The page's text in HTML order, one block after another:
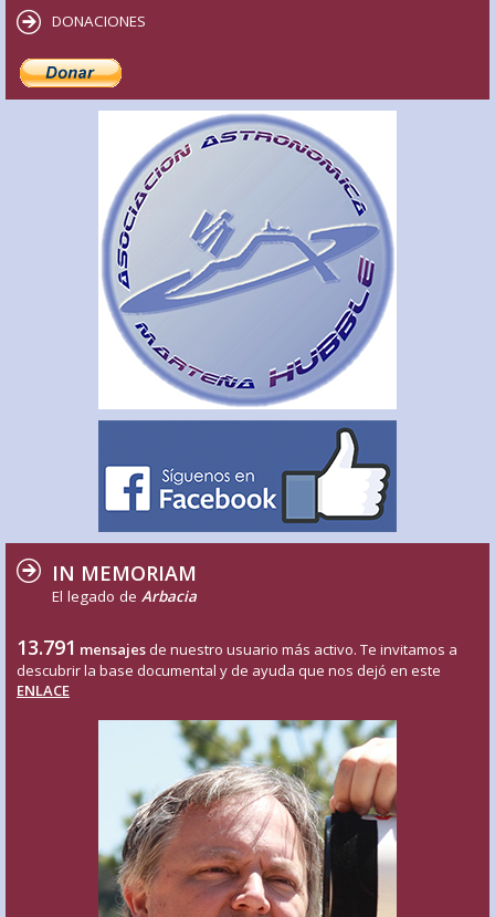
DONACIONES
IN MEMORIAM
El legado de Arbacia
13.791 mensajes de nuestro usuario más activo. Te invitamos a
descubrir la base documental y de ayuda que nos dejó en este
ENLACE